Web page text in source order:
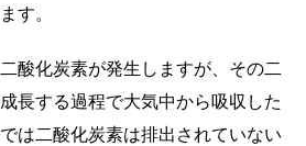
す。
酸化炭素が発生しますが、その二
長する過程で大気中から吸収した
は二酸化炭素は排出されていない